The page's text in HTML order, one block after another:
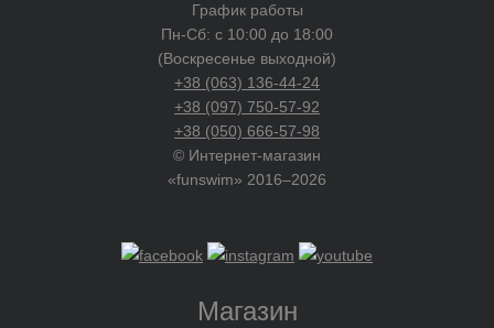
График работы
Пн-Сб: с 10:00 до 18:00
(Воскресенье выходной)
+38 (063) 136-44-24
+38 (097) 750-57-92
+38 (050) 666-57-98
© Интернет-магазин
«funswim» 2016–2026
Магазин